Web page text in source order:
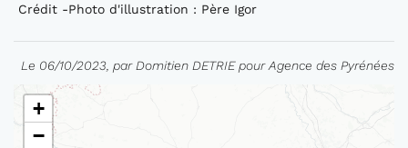
Crédit -Photo d'illustration : Père Igor
Le 06/10/2023, par Domitien DETRIE pour Agence des Pyrénées
+
−